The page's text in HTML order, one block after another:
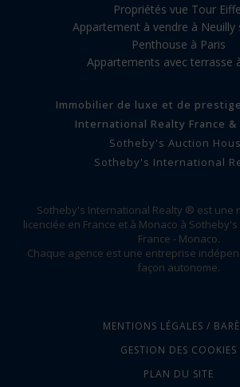
Propriétés vue Tour
Appartement à vendre à Neuilly
Penthouse à Paris
Appartements avec terrasse
Immobilier de luxe et de
International Realty France &
Sotheby's Auction
Sotheby's International
Sotheby's International Realty ® est une
licenciée en France et à Monaco à
France - Monaco.
Chaque agence est une entreprise
façon autonome.
MENTIONS LÉGALES /
GESTION DES COOKIES
PLAN DU SITE